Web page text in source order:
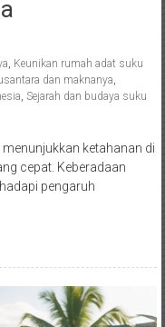
Keunikan rumah adat suku
dan maknanya
Sejarah dan budaya suku
ketahanan di
cepat. Keberadaan
pengaruh